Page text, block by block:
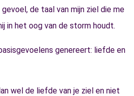
de taal van mijn ziel die me
in het oog van de storm houdt.
genereert: liefde en
wel de liefde van je ziel en niet